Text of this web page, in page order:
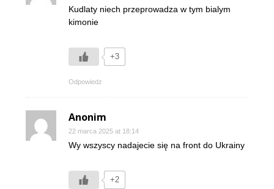
Kudlaty niech przeprowadza w tym bialym
kimonie
+3
Odpowiedz
Anonim
22 marca 2025 at 18:14
Wy wszyscy nadajecie się na front do Ukrainy
+2